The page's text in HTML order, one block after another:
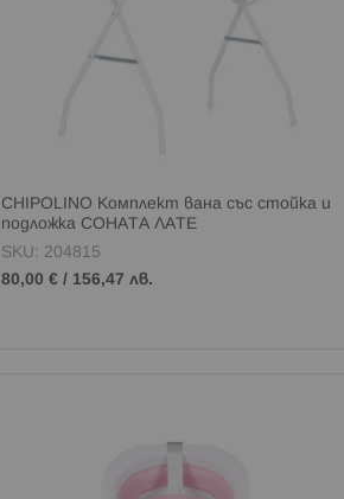
CHIPOLINO Комплект вана със стойка и
подложка СОНАТА ЛАТЕ
SKU: 204815
80,00 € / 156,47 лв.